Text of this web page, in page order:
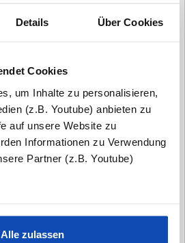
Details Über Cookies
Cookies
um Inhalte zu personalisieren,
(z.B. Youtube) anbieten zu
auf unsere Website zu
Informationen zu Verwendung
Partner (z.B. Youtube)
Alle zulassen